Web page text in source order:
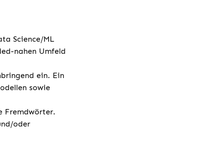
Science/ML
nahen Umfeld
ein. Ein
sowie
Fremdwörter.
oder